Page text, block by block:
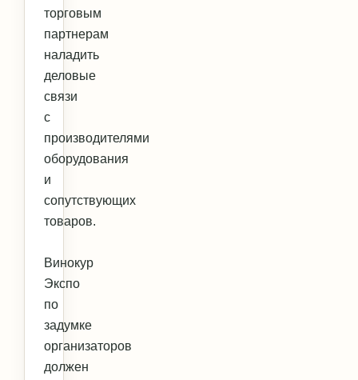
торговым
партнерам
наладить
деловые
связи
с
производителями
оборудования
и
сопутствующих
товаров.
Винокур
Экспо
по
задумке
организаторов
должен